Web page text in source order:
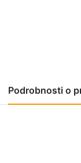
Podrobnosti o